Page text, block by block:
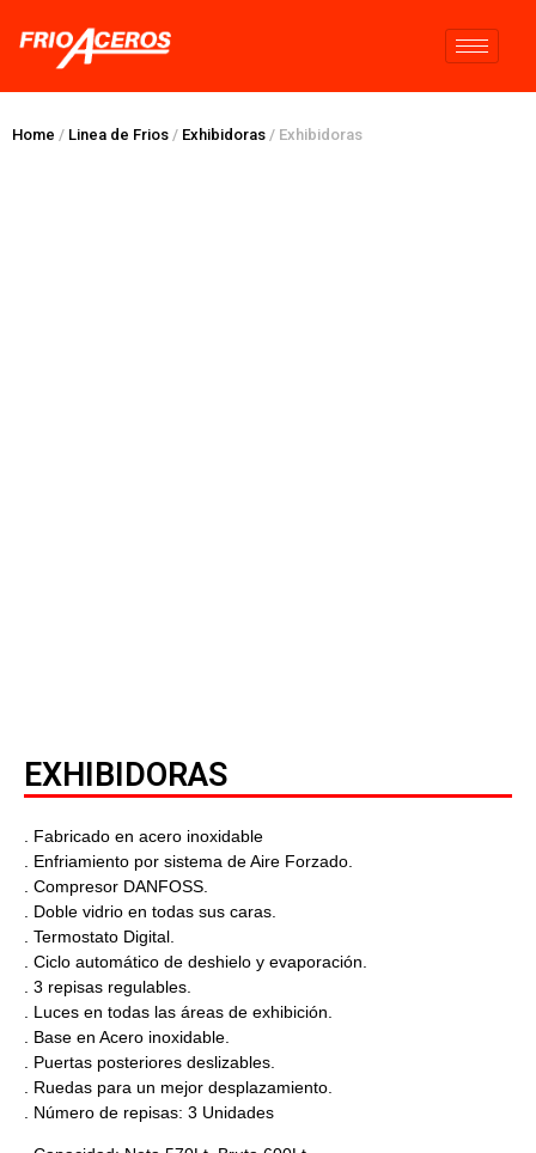
Home / Linea de Frios / Exhibidoras / Exhibidoras
EXHIBIDORAS
. Fabricado en acero inoxidable
. Enfriamiento por sistema de Aire Forzado.
. Compresor DANFOSS.
. Doble vidrio en todas sus caras.
. Termostato Digital.
. Ciclo automático de deshielo y evaporación.
. 3 repisas regulables.
. Luces en todas las áreas de exhibición.
. Base en Acero inoxidable.
. Puertas posteriores deslizables.
. Ruedas para un mejor desplazamiento.
. Número de repisas: 3 Unidades